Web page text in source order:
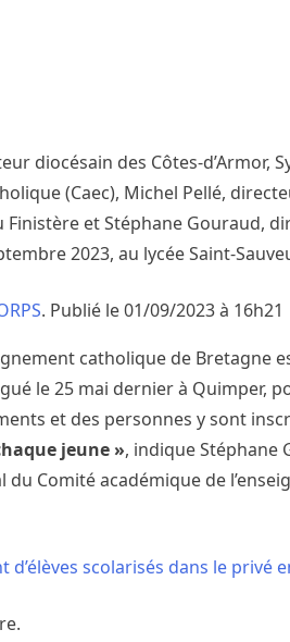
diocésain des Côtes-d’Armor,
(Caec), Michel Pellé,
et Stéphane Gouraud,
2023, au lycée Saint-
. Publié le 01/09/2023à 16h21
catholique de Bretagne
le 25 mai dernier à Quimper,
et des personnes y sont
jeune », indique Stéphane
Comité académique de
scolarisés dans le privé